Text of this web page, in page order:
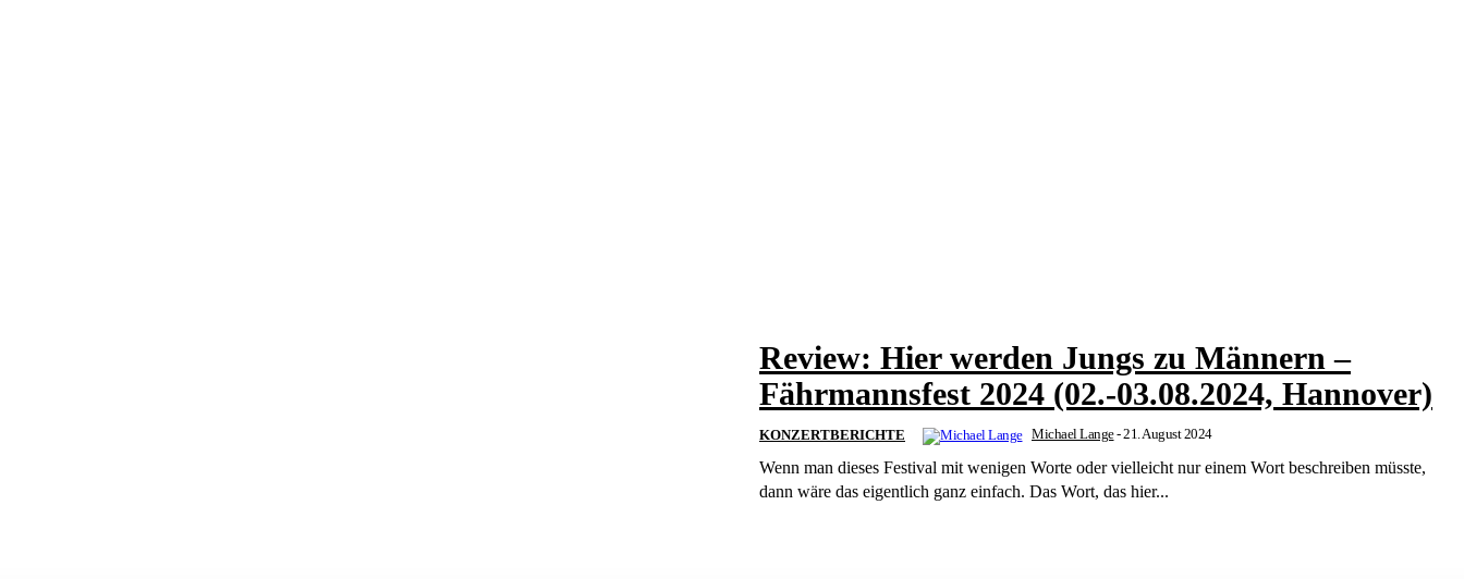
Review: Hier werden Jungs zu Männern –
Fährmannsfest 2024 (02.-03.08.2024, Hannover)
KONZERTBERICHTE Michael Lange-21. August 2024
Wenn man dieses Festival mit wenigen Worte oder vielleicht nur einem Wort beschreiben müsste,
dann wäre das eigentlich ganz einfach. Das Wort, das hier...